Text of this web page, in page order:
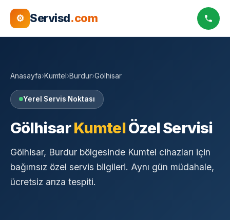
⚙ Servisd.com
Anasayfa›Kumtel›Burdur›Gölhisar
Yerel Servis Noktası
GölhisarKumtelÖzel Servisi
Gölhisar, Burdur bölgesinde Kumtel cihazları için
bağımsız özel servis bilgileri. Aynı gün müdahale,
ücretsiz arıza tespiti.